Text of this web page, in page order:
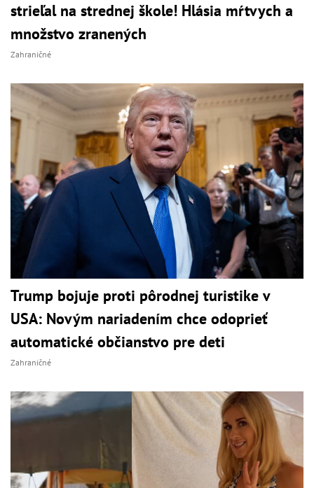
strieľal na strednej škole! Hlásia mŕtvych a
množstvo zranených
Zahraničné
Trump bojuje proti pôrodnej turistike v
USA: Novým nariadením chce odoprieť
automatické občianstvo pre deti
Zahraničné